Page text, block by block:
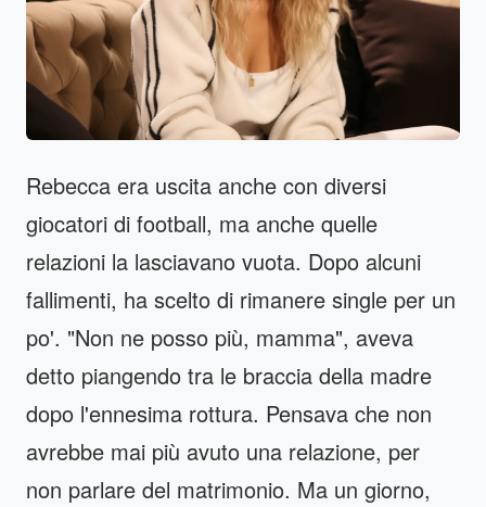
Rebecca era uscita anche con diversi
giocatori di football, ma anche quelle
relazioni la lasciavano vuota. Dopo alcuni
fallimenti, ha scelto di rimanere single per un
po'. "Non ne posso più, mamma", aveva
detto piangendo tra le braccia della madre
dopo l'ennesima rottura. Pensava che non
avrebbe mai più avuto una relazione, per
non parlare del matrimonio. Ma un giorno,